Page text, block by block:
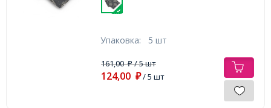
Упаковка: 5 шт
161,00₽/ 5 шт
124,00 ₽/ 5 шт